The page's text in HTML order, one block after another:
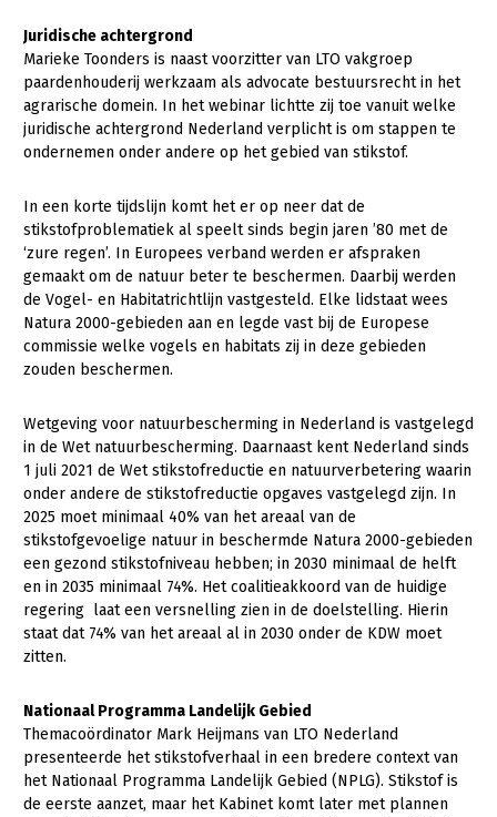
Konijnenhouderij
Melkveehouderij
Paardenhouderij
Schapenhouderij
Varkenshouderij
Vleesveehouderij
Bollenteelt
Bomen, vaste planten en zomerbloemen
Fruitteelt
Paddenstoelen
Vollegrondsgroente
Vrouw en Bedrijf
Nieuws
Nieuwsabonnement
Webinars
Over LTO
LTO Nederland
Mensen
Bestuur en Directie
Medewerkers
Jaarverslag 2023
Vacatures
Contact
Juridische achtergrond
Marieke Toonders is naast voorzitter van LTO vakgroep
paardenhouderij werkzaam als advocate bestuursrecht in het
agrarische domein. In het webinar lichtte zij toe vanuit welke
juridische achtergrond Nederland verplicht is om stappen te
ondernemen onder andere op het gebied van stikstof.
In een korte tijdslijn komt het er op neer dat de
stikstofproblematiek al speelt sinds begin jaren ’80 met de
‘zure regen’. In Europees verband werden er afspraken
gemaakt om de natuur beter te beschermen. Daarbij werden
de Vogel- en Habitatrichtlijn vastgesteld. Elke lidstaat wees
Natura 2000-gebieden aan en legde vast bij de Europese
commissie welke vogels en habitats zij in deze gebieden
zouden beschermen.
Wetgeving voor natuurbescherming in Nederland is vastgelegd
in de Wet natuurbescherming. Daarnaast kent Nederland sinds
1 juli 2021 de Wet stikstofreductie en natuurverbetering waarin
onder andere de stikstofreductie opgaves vastgelegd zijn. In
2025 moet minimaal 40% van het areaal van de
stikstofgevoelige natuur in beschermde Natura 2000-gebieden
een gezond stikstofniveau hebben; in 2030 minimaal de helft
en in 2035 minimaal 74%. Het coalitieakkoord van de huidige
regering laat een versnelling zien in de doelstelling. Hierin
staat dat 74% van het areaal al in 2030 onder de KDW moet
zitten.
Nationaal Programma Landelijk Gebied
Themacoördinator Mark Heijmans van LTO Nederland
presenteerde het stikstofverhaal in een bredere context van
het Nationaal Programma Landelijk Gebied (NPLG). Stikstof is
de eerste aanzet, maar het Kabinet komt later met plannen